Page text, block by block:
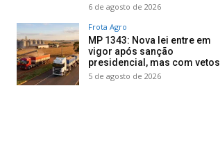
6 de agosto de 2026
Frota Agro
MP 1343: Nova lei entre em
vigor após sanção
presidencial, mas com vetos
5 de agosto de 2026